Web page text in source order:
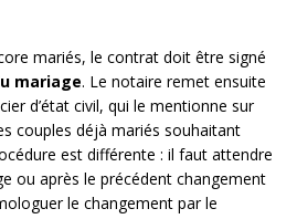
mariés, le contrat doit être signé
mariage. Le notaire remet ensuite
d’état civil, qui le mentionne sur
couples déjà mariés souhaitant
est différente : il faut attendre
ou après le précédent changement
le changement par le